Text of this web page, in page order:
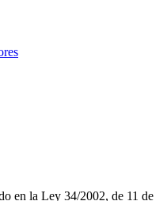
en la Ley 34/2002, de 11 de